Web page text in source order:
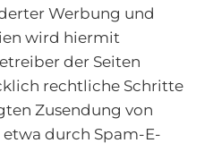
Werbung und
wird hiermit
der Seiten
rechtliche Schritte
Zusendung von
durch Spam-E-